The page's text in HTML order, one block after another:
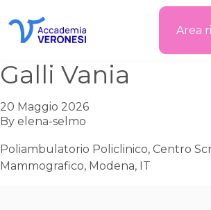
Area
Galli Vania
20 Maggio 2026
By elena-selmo
Poliambulatorio Policlinico, Centro
Mammografico, Modena, IT